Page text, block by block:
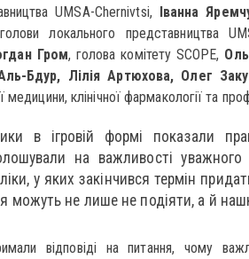
UMSA-Chernivtsi, Іванна
локального представництва
Гром, голова комітету SCOPE,
Бдур, Лілія Артюхова, Олег
клінічної фармакології та
в ігровій формі показали
на важливості
у яких закінчився термін
можуть не лише не подіяти, а й
відповіді на питання, чому